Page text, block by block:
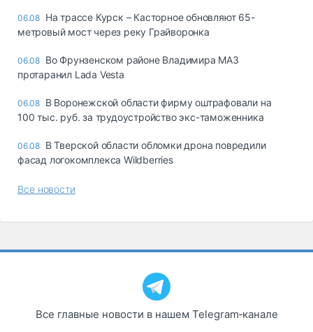
06.08 На трассе Курск – Касторное обновляют 65-
метровый мост через реку Грайворонка
06.08 Во Фрунзенском районе Владимира МАЗ
протаранил Lada Vesta
06.08 В Воронежской области фирму оштрафовали на
100 тыс. руб. за трудоустройство экс-таможенника
06.08 В Тверской области обломки дрона повредили
фасад логокомплекса Wildberries
Все новости
Все главные новости в нашем Telegram‑канале